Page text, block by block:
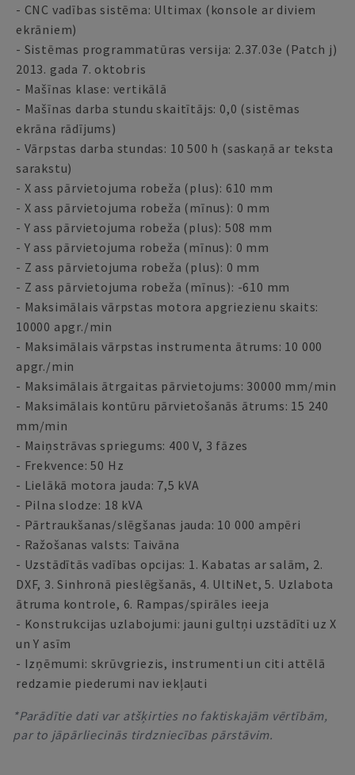
- CNC vadības sistēma: Ultimax (konsole ar diviem
ekrāniem)
- Sistēmas programmatūras versija: 2.37.03e (Patch j)
2013. gada 7. oktobris
- Mašīnas klase: vertikālā
- Mašīnas darba stundu skaitītājs: 0,0 (sistēmas
ekrāna rādījums)
- Vārpstas darba stundas: 10 500 h (saskaņā ar teksta
sarakstu)
- X ass pārvietojuma robeža (plus): 610 mm
- X ass pārvietojuma robeža (mīnus): 0 mm
- Y ass pārvietojuma robeža (plus): 508 mm
- Y ass pārvietojuma robeža (mīnus): 0 mm
- Z ass pārvietojuma robeža (plus): 0 mm
- Z ass pārvietojuma robeža (mīnus): -610 mm
- Maksimālais vārpstas motora apgriezienu skaits:
10000 apgr./min
- Maksimālais vārpstas instrumenta ātrums: 10 000
apgr./min
- Maksimālais ātrgaitas pārvietojums: 30000 mm/min
- Maksimālais kontūru pārvietošanās ātrums: 15 240
mm/min
- Maiņstrāvas spriegums: 400 V, 3 fāzes
- Frekvence: 50 Hz
- Lielākā motora jauda: 7,5 kVA
- Pilna slodze: 18 kVA
- Pārtraukšanas/slēgšanas jauda: 10 000 ampēri
- Ražošanas valsts: Taivāna
- Uzstādītās vadības opcijas: 1. Kabatas ar salām, 2.
DXF, 3. Sinhronā pieslēgšanās, 4. UltiNet, 5. Uzlabota
ātruma kontrole, 6. Rampas/spirāles ieeja
- Konstrukcijas uzlabojumi: jauni gultņi uzstādīti uz X
un Y asīm
- Izņēmumi: skrūvgriezis, instrumenti un citi attēlā
redzamie piederumi nav iekļauti
*Parādītie dati var atšķirties no faktiskajām vērtībām,
par to jāpārliecinās tirdzniecības pārstāvim.